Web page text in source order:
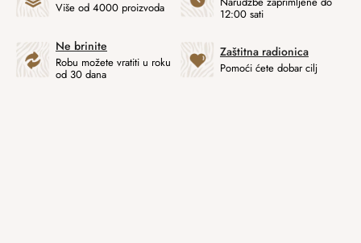
Više od 4000 proizvoda 12:00 sati
Ne brinite
Robu možete vratiti u roku
od 30 dana
Zaštitna radionica
Pomoći ćete dobar cilj